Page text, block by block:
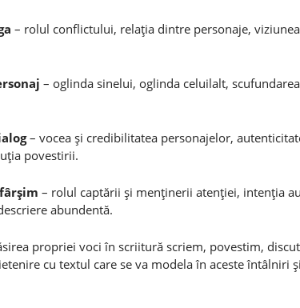
– rolul conflictului, relaţia dintre personaje,
– oglinda sinelui, oglinda celuilalt,
– vocea şi credibilitatea personajelor,
povestirii.
– rolul captării şi menţinerii atenţiei, intenţia
abundentă.
propriei voci în scriitură scriem, povestim,
cu textul care se va modela în aceste întâlniri